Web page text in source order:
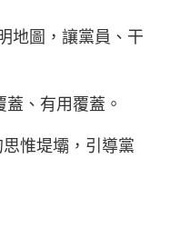
地圖，讓黨員、干
、有用覆蓋。
惟堤壩，引導黨